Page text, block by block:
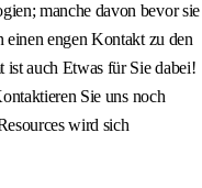
manche davon bevor sie
engen Kontakt zu den
ist auch Etwas für Sie dabei!
Sie uns noch
wird sich